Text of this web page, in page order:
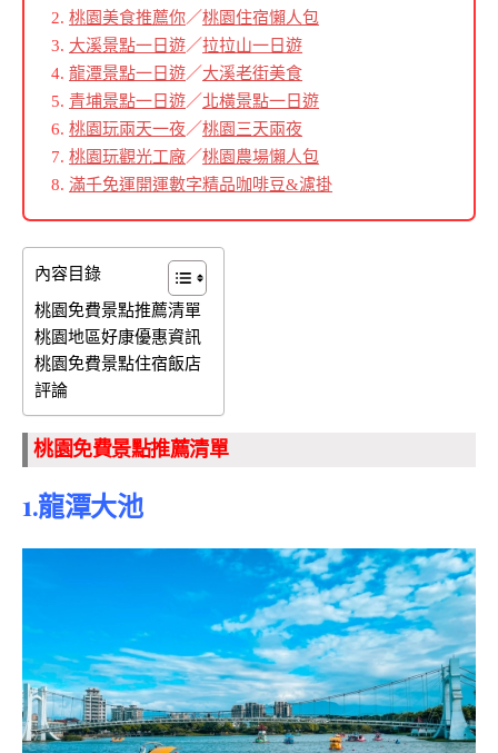
桃園美食推薦你／桃園住宿懶人包
大溪景點一日遊／拉拉山一日遊
龍潭景點一日遊／大溪老街美食
青埔景點一日遊／北橫景點一日遊
桃園玩兩天一夜／桃園三天兩夜
桃園玩觀光工廠／桃園農場懶人包
滿千免運開運數字精品咖啡豆&濾掛
內容目錄
桃園免費景點推薦清單
桃園地區好康優惠資訊
桃園免費景點住宿飯店
評論
桃園免費景點推薦清單
1.龍潭大池